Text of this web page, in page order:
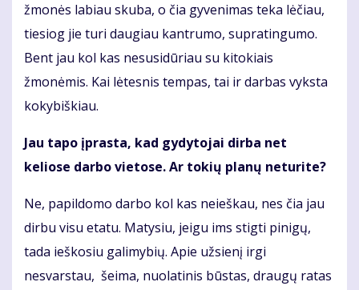
žmonės labiau skuba, o čia gyvenimas teka lėčiau,
tiesiog jie turi daugiau kantrumo, supratingumo.
Bent jau kol kas nesusidūriau su kitokiais
žmonėmis. Kai lėtesnis tempas, tai ir darbas vyksta
kokybiškiau.
Jau tapo įprasta, kad gydytojai dirba net
keliose darbo vietose. Ar tokių planų neturite?
Ne, papildomo darbo kol kas neieškau, nes čia jau
dirbu visu etatu. Matysiu, jeigu ims stigti pinigų,
tada ieškosiu galimybių. Apie užsienį irgi
nesvarstau, šeima, nuolatinis būstas, draugų ratas